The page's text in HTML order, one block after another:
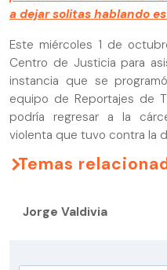
a dejar solitas hablando
Este miércoles 1 de
Centro de Justicia para
instancia que se
equipo de Reportajes de
podría regresar a la
violenta que tuvo contra la
Temas
Jorge Valdivia